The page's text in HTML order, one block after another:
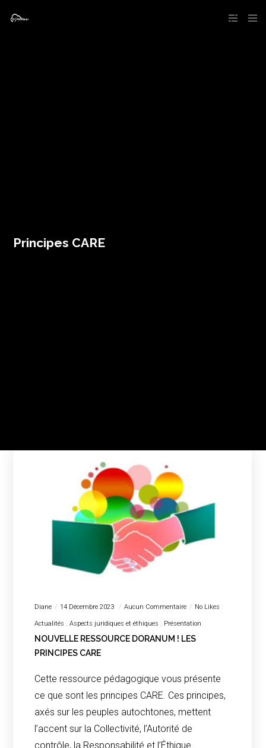
Principes CARE
Diane 14 Décembre 2023 Aucun Commentaire No Likes
Actualités Aspects juridiques et éthiques Présentation
NOUVELLE RESSOURCE DORANUM ! LES
PRINCIPES CARE
Cette ressource pédagogique vous présente
ce que sont les principes CARE. Ces principes,
axés sur les peuples autochtones, mettent
l’accent sur la Collectivité, l’Autorité de
contrôle, la Responsabilité et l’Éthique.…